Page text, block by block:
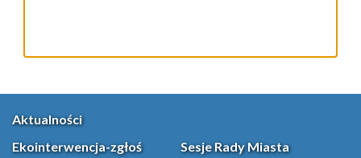
Aktualności
Ekointerwencja-zgłoś
Sesje Rady Miasta